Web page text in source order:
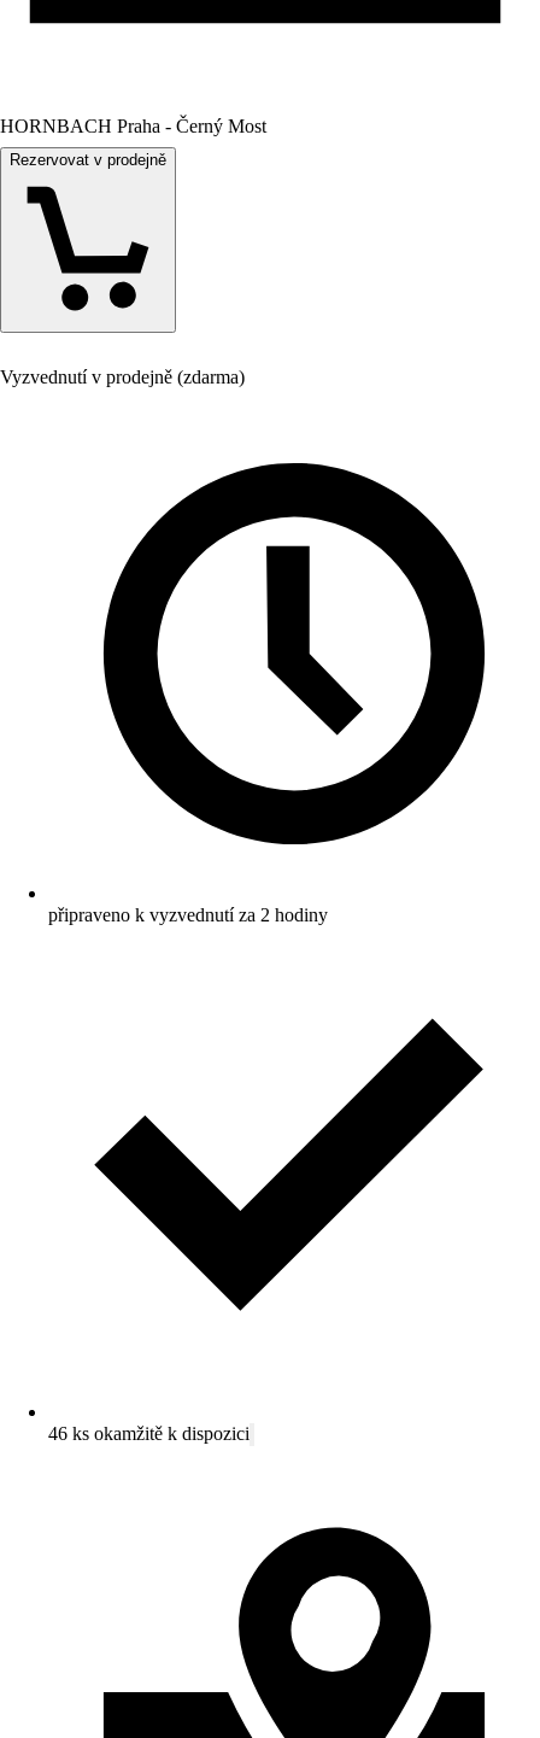
HORNBACH Praha - Černý Most
Rezervovat v prodejně
Vyzvednutí v prodejně (zdarma)
připraveno k vyzvednutí za 2 hodiny
46 ks okamžitě k dispozici